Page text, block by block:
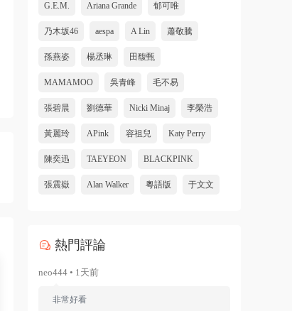
G.E.M. Ariana Grande 郁可唯
乃木坂46 aespa A Lin 蕭敬騰
孫燕姿 楊丞琳 田馥甄
MAMAMOO 吳青峰 毛不易
張碧晨 劉德華 Nicki Minaj 李榮浩
黃麗玲 APink 容祖兒 Katy Perry
陳奕迅 TAEYEON BLACKPINK
張震嶽 Alan Walker 粵語版 于文文
熱門評論
neo444 • 1天前
非常好看